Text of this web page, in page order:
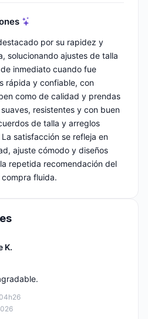
por su rapidez y
solucionando ajustes de talla
inmediato cuando fue
rápida y confiable, con
como de calidad y prendas
resistentes y con buen
de talla y arreglos
satisfacción se refleja en
ajuste cómodo y diseños
repetida recomendación del
fluida.
K.